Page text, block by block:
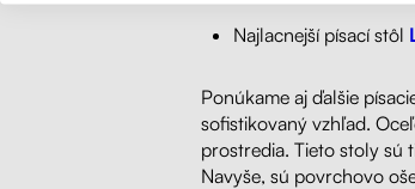
Najlacnejší písací stôl
Ponúkame aj ďalšie
sofistikovaný vzhľad.
prostredia. Tieto stoly sú
Navyše, sú povrchovo